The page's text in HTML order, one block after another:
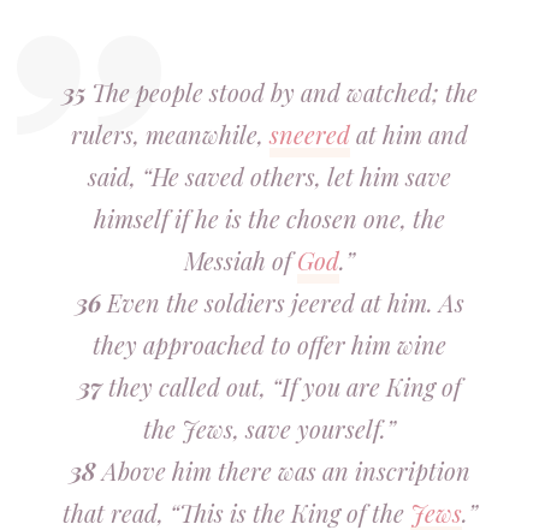
35The people stood by and watched; the
rulers, meanwhile,sneeredat him and
said, “He saved others, let him save
himself if he is the chosen one, the
Messiah ofGod.”
36Even the soldiers jeered at him. As
they approached to offer him wine
37they called out, “If you are King of
the Jews, save yourself.”
38Above him there was an inscription
that read, “This is the King of the Jews.”